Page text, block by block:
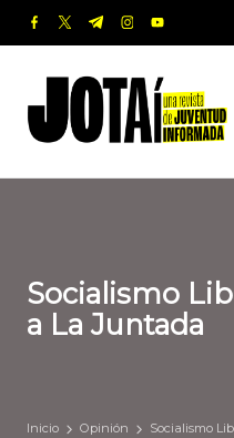
Saltar
contenido
facebook.com
twitter.com
t.me instagram.com
youtube.com
o
t
revista
de
Informada
Socialismo
a La Juntada
Inicio Opinión Socialismo